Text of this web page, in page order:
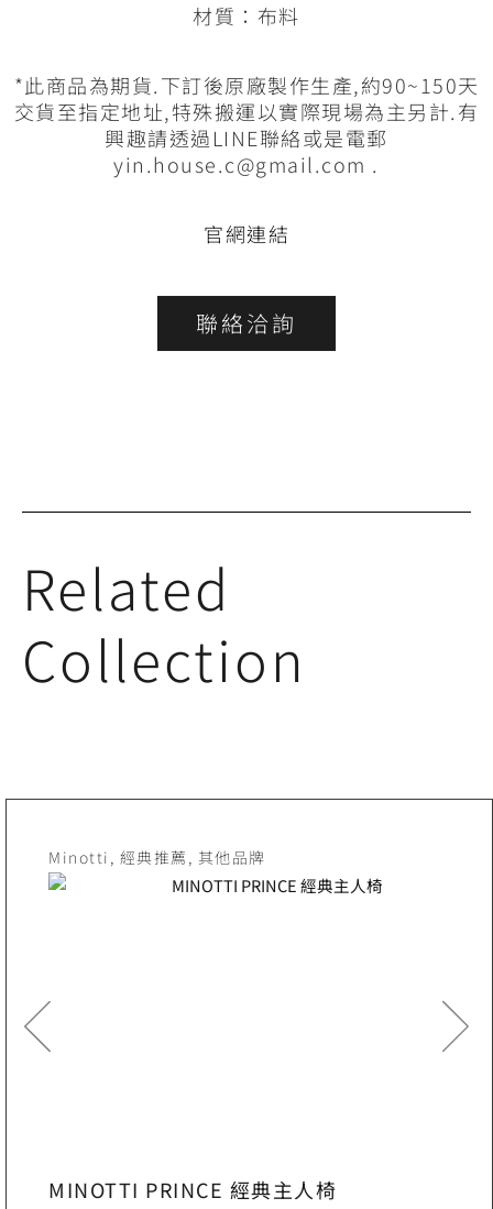
材質：布料
*此商品為期貨.下訂後原廠製作生產,約90~150天
交貨至指定地址,特殊搬運以實際現場為主另計.有
興趣請透過LINE聯絡或是電郵
yin.house.c@gmail.com .
官網連結
聯絡洽詢
Related
Collection
Minotti 經典推薦 其他品牌
MINOTTI PRINCE 經典主人椅